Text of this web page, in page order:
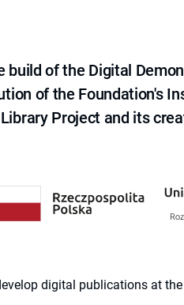
build of the Digital
of the Foundation's
Project and its
digital publications at